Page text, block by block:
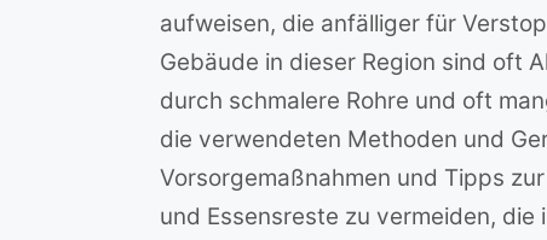
aufweisen, die anfälliger für
Gebäude in dieser Region sind oft
durch schmalere Rohre und oft
die verwendeten Methoden und
Vorsorgemaßnahmen und Tipps
und Essensreste zu vermeiden,